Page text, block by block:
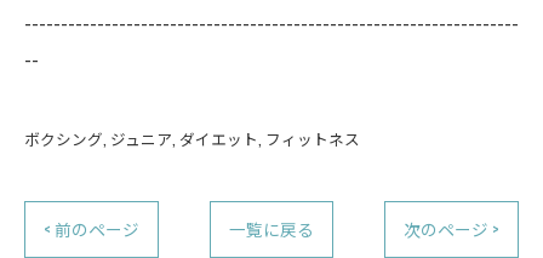
--------------------------------------------------------------------
--
ボクシング ジュニア ダイエット フィットネス
< 前のページ 一覧に戻る 次のページ >